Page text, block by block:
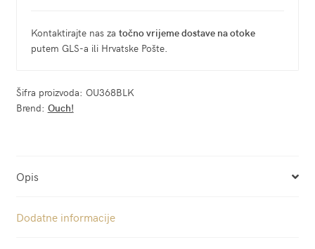
Kontaktirajte nas za točno vrijeme dostave na otoke
putem GLS-a ili Hrvatske Pošte.
Šifra proizvoda: OU368BLK
Brend: Ouch!
Opis
Dodatne informacije